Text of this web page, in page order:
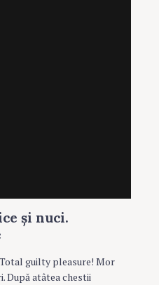
şi nuci.
guilty pleasure! Mor
După atâtea chestii